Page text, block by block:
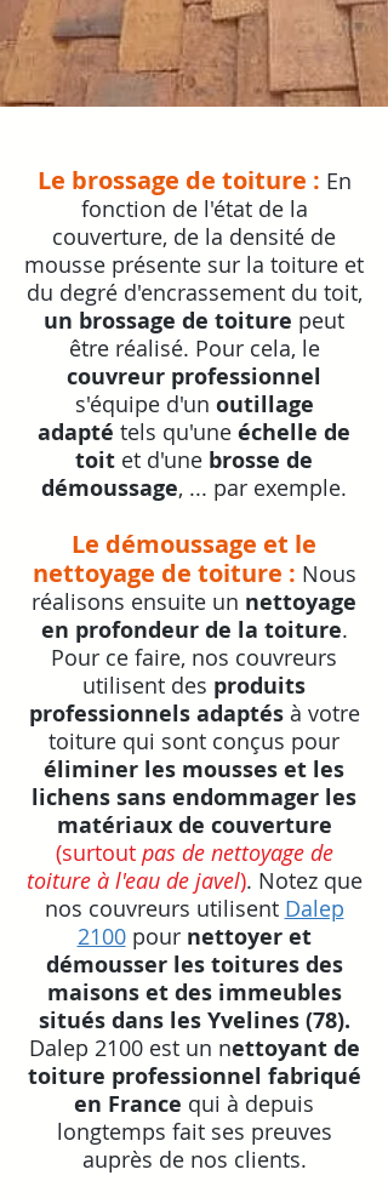
Le brossage de toiture : En
fonction de l'état de la
couverture, de la densité de
mousse présente sur la toiture et
du degré d'encrassement du toit,
un brossage de toiture peut
être réalisé. Pour cela, le
couvreur professionnel
s'équipe d'un outillage
adapté tels qu'une échelle de
toit et d'une brosse de
démoussage, ... par exemple.
Le démoussage et le
nettoyage de toiture : Nous
réalisons ensuite un nettoyage
en profondeur de la toiture.
Pour ce faire, nos couvreurs
utilisent des produits
professionnels adaptésà votre
toiture qui sont conçus pour
éliminer les mousses et les
lichens sans endommager les
matériaux de couverture
(surtout pas de nettoyage de
toiture à l'eau de javel). Notez que
nos couvreurs utilisent Dalep
2100pour nettoyer et
démousser les toitures des
maisons et des immeubles
situés dans les Yvelines (78).
Dalep 2100 est un nettoyant de
toiture professionnel fabriqué
en France qui à depuis
longtemps fait ses preuves
auprès de nos clients.